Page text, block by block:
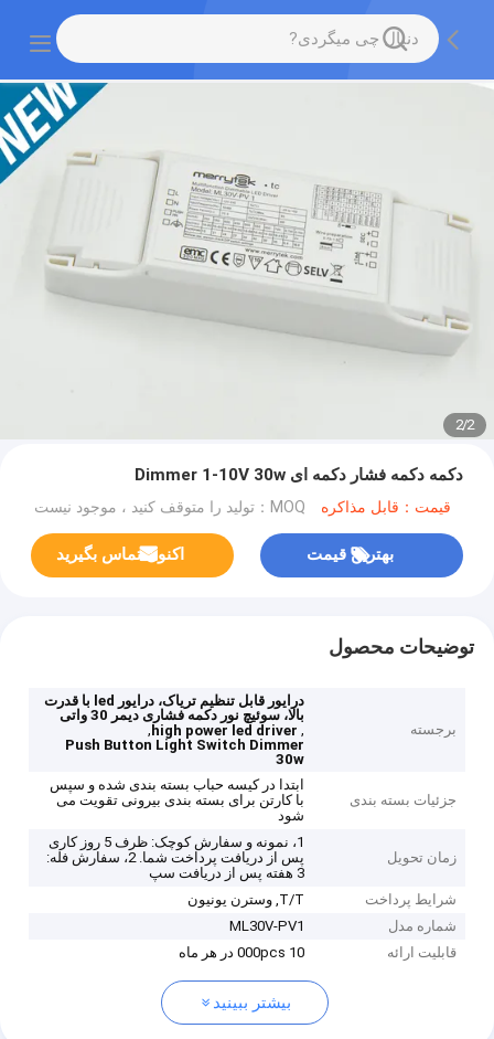
2
/
2
دکمه دکمه فشار دکمه ای Dimmer 1-10V 30w
قیمت：قابل مذاکره MOQ：تولید را متوقف کنید ، موجود نیست
بهترین قیمت اکنون تماس بگیرید
توضیحات محصول
برجسته
درایور قابل تنظیم تریاک، درایور led با قدرت
بالا، سوئیچ نور دکمه فشاری دیمر 30 واتی
,
high power led driver
,
Push Button Light Switch Dimmer
30w
جزئیات بسته بندی
ابتدا در کیسه حباب بسته بندی شده و سپس
با کارتن برای بسته بندی بیرونی تقویت می
شود
زمان تحویل
1، نمونه و سفارش کوچک: ظرف 5 روز کاری
پس از دریافت پرداخت شما. 2، سفارش فله:
3 هفته پس از دریافت سپ
شرایط پرداخت
T/T, وسترن یونیون
شماره مدل
ML30V-PV1
قابلیت ارائه
10 000pcs در هر ماه
بیشتر ببینید